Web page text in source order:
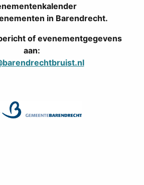
in Barendrecht.
of evenementgegevens
aan: